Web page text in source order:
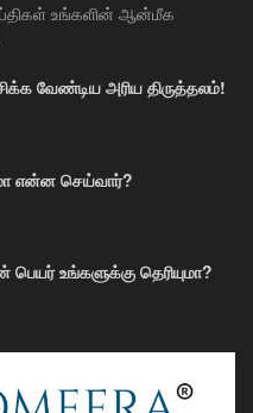
உங்களின் ஆன்மீக
வேண்டிய அரிய திருத்தலம்!
என்ன செய்வார்?
உங்களுக்கு தெரியுமா?